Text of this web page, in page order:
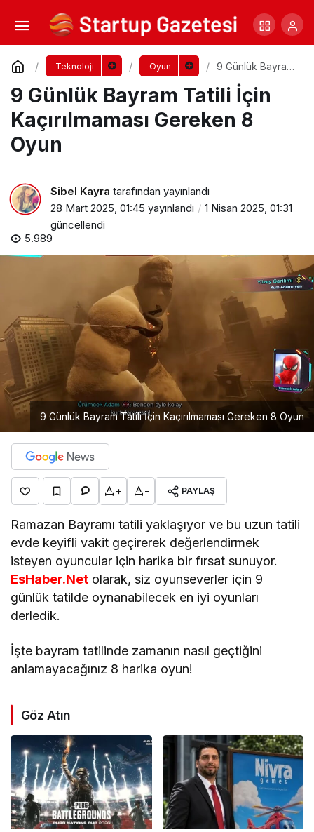
Teknoloji Oyun
9 Günlük Bayram
Kaçırılmaması
Gereken 8 Oyun
9 Günlük Bayram Tatili İçin
Kaçırılmaması Gereken 8
Oyun
Sibel Kayra tarafından yayınlandı
28 Mart 2025, 01:45 yayınlandı
1 Nisan 2025, 01:31
güncellendi
5.989
9 Günlük Bayram Tatili İçin Kaçırılmaması Gereken 8 Oyun
+ - PAYLAŞ
Ramazan Bayramı tatili yaklaşıyor ve bu uzun tatili
evde keyifli vakit geçirerek değerlendirmek
isteyen oyuncular için harika bir fırsat sunuyor.
EsHaber.Net olarak, siz oyunseverler için 9
günlük tatilde oynanabilecek en iyi oyunları
derledik.
İşte bayram tatilinde zamanın nasıl geçtiğini
anlamayacağınız 8 harika oyun!
Göz Atın
En Güvenli ve Hızlı PUBG UC Satın Alma
Yöntemi
Yorum Yap Paylaş